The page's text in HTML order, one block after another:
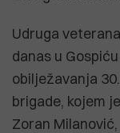
Udruga
danas u
obilježavanja
brigade, kojem
Zoran